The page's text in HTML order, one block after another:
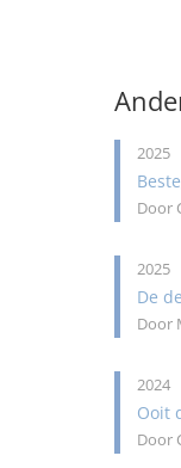
2025
Door
2025
De
Door
2024
Ooit
Door